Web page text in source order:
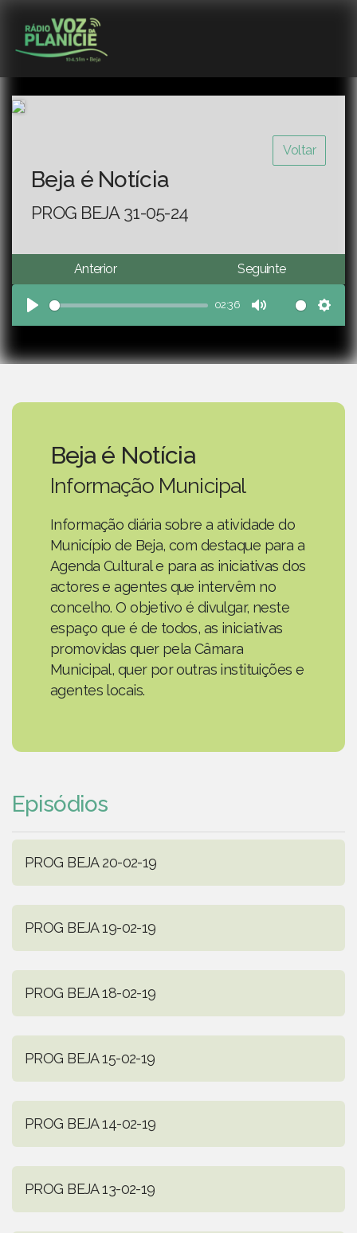
Voltar
Beja é Notícia
PROG BEJA 31-05-24
Anterior Seguinte
Play
02:36
Mute
Beja é Notícia
Informação Municipal
Informação diária sobre a atividade do
Município de Beja, com destaque para a
Agenda Cultural e para as iniciativas dos
actores e agentes que intervêm no
concelho. O objetivo é divulgar, neste
espaço que é de todos, as iniciativas
promovidas quer pela Câmara
Municipal, quer por outras instituições e
agentes locais.
Episódios
PROG BEJA 20-02-19
PROG BEJA 19-02-19
PROG BEJA 18-02-19
PROG BEJA 15-02-19
PROG BEJA 14-02-19
PROG BEJA 13-02-19